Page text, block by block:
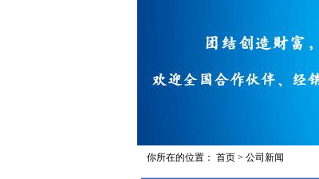
你所在的位置： 首页 > 公司新闻